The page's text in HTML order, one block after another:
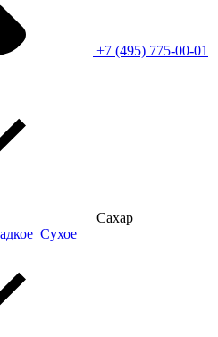
+7 (495) 775-00-01
Сахар
Сухое